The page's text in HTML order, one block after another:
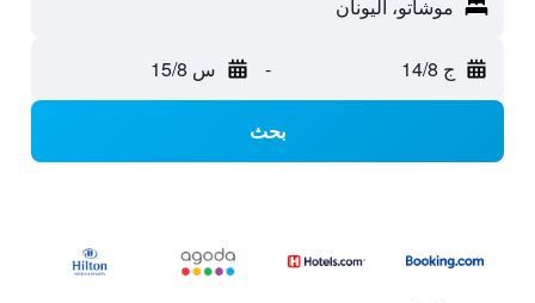
موشاتو، اليونان
ج 14/8 - س 15/8
بحث